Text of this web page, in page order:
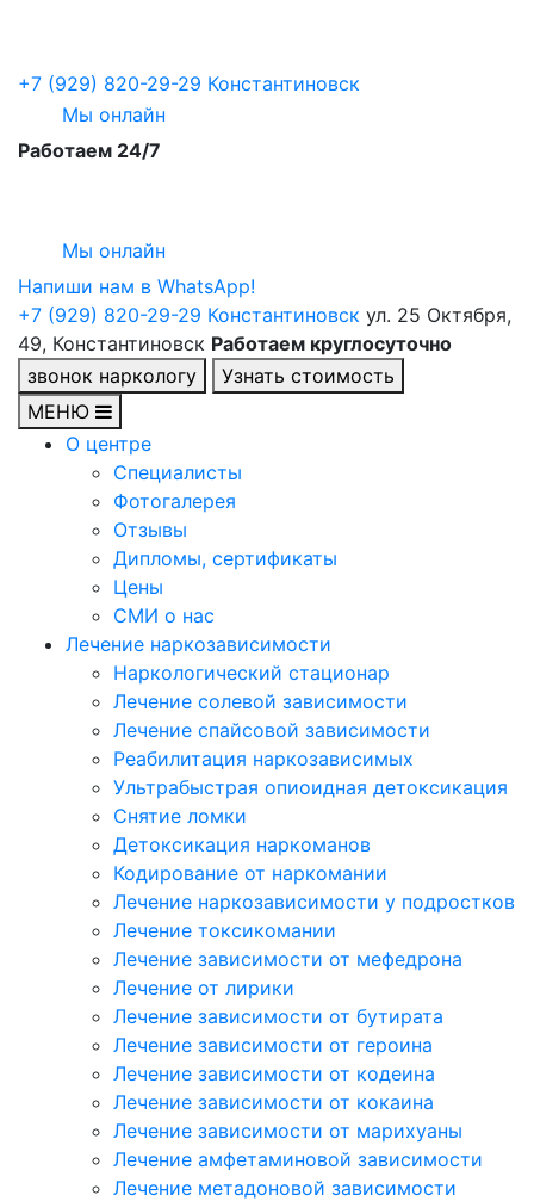
+7 (929) 820-29-29 Константиновск
Мы онлайн
Работаем 24/7
Мы онлайн
Напиши нам в WhatsApp!
+7 (929) 820-29-29 Константиновск ул. 25 Октября,
49, Константиновск Работаем круглосуточно
звонок наркологу
Узнать стоимость
МЕНЮ
О центре
Специалисты
Фотогалерея
Отзывы
Дипломы, сертификаты
Цены
СМИ о нас
Лечение наркозависимости
Наркологический стационар
Лечение солевой зависимости
Лечение спайсовой зависимости
Реабилитация наркозависимых
Ультрабыстрая опиоидная детоксикация
Снятие ломки
Детоксикация наркоманов
Кодирование от наркомании
Лечение наркозависимости у подростков
Лечение токсикомании
Лечение зависимости от мефедрона
Лечение от лирики
Лечение зависимости от бутирата
Лечение зависимости от героина
Лечение зависимости от кодеина
Лечение зависимости от кокаина
Лечение зависимости от марихуаны
Лечение амфетаминовой зависимости
Лечение метадоновой зависимости